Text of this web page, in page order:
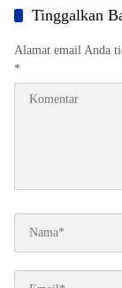
Tinggalkan
Alamat email Anda
*